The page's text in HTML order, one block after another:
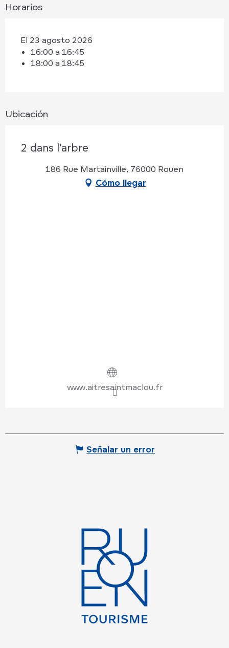
Horarios
El 23 agosto 2026
16:00 a 16:45
18:00 a 18:45
Ubicación
2 dans l’arbre
186 Rue Martainville, 76000 Rouen
Cómo llegar
www.aitresaintmaclou.fr
Señalar un error